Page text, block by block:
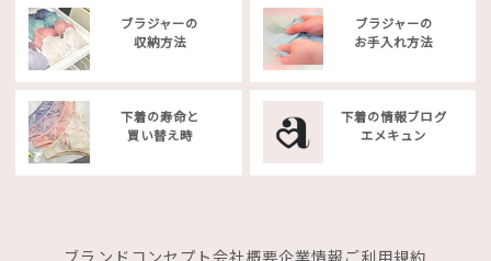
ブラジャーの
収納方法
ブラジャーの
お手入れ方法
下着の寿命と
買い替え時
下着の情報ブログ
エメキュン